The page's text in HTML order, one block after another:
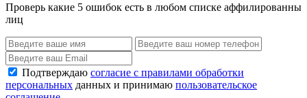
Проверь какие 5 ошибок есть в любом списке аффилированны
лиц
Подтверждаю согласие с правилами обработки
персональных данных и принимаю пользовательское